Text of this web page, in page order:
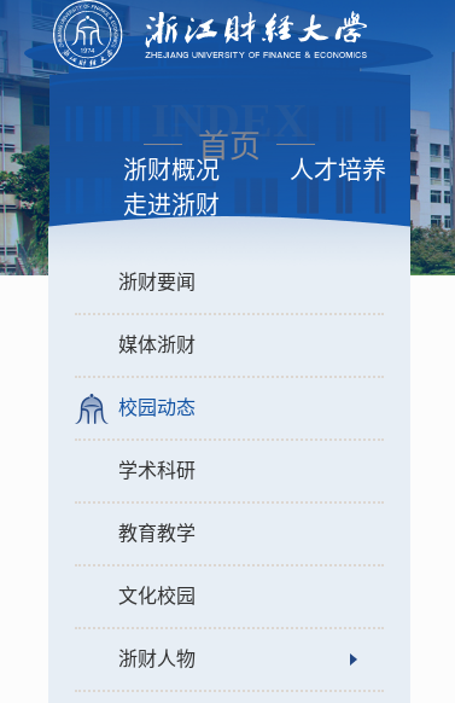
浙财概况 人才培养
走进浙财
INDEX
首页
浙财要闻
媒体浙财
校园动态
学术科研
教育教学
文化校园
浙财人物